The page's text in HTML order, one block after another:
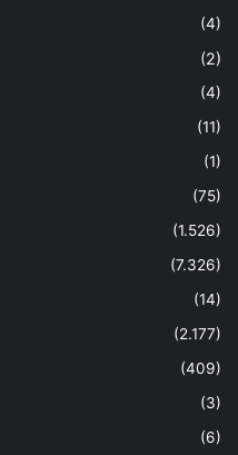
(4)
(2)
(4)
(11)
(1)
(75)
(1.526)
(7.326)
(14)
(2.177)
(409)
(3)
(6)